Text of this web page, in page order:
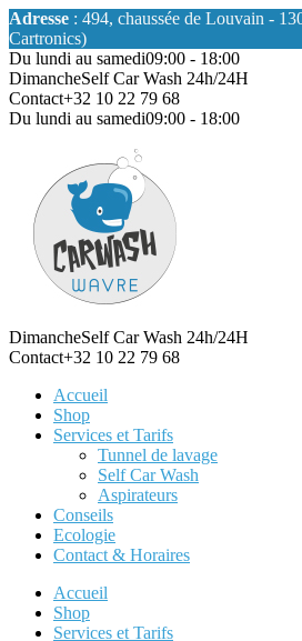
Adresse : 494, chaussée de Louvain -
Cartronics)
Du lundi au samedi09:00 - 18:00
DimancheSelf Car Wash 24h/24H
Contact+32 10 22 79 68
Du lundi au samedi09:00 - 18:00
DimancheSelf Car Wash 24h/24H
Contact+32 10 22 79 68
Accueil
Shop
Services et Tarifs
Tunnel de lavage
Self Car Wash
Aspirateurs
Conseils
Ecologie
Contact & Horaires
Accueil
Shop
Services et Tarifs